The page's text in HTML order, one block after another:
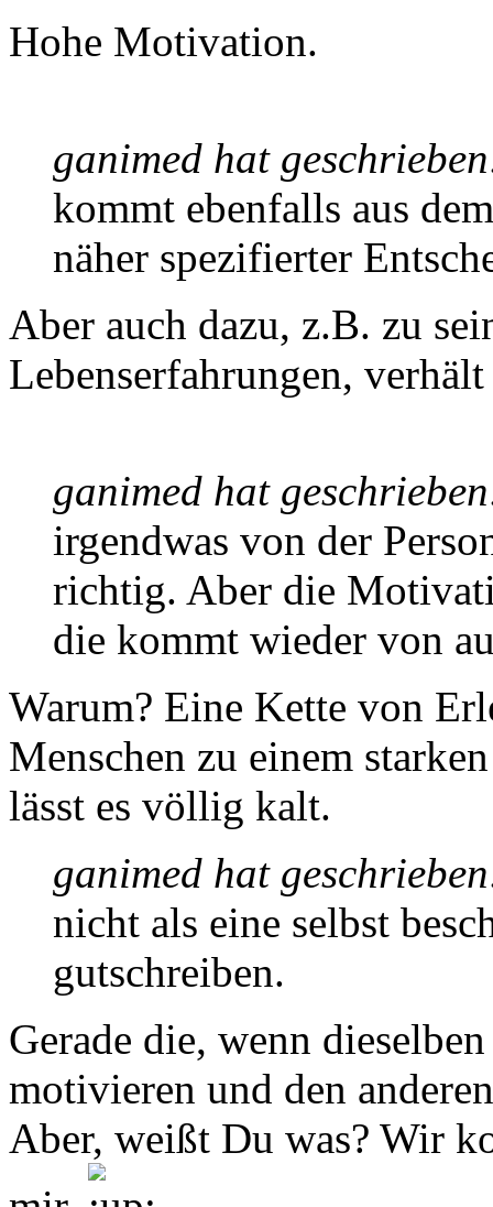
Hohe Motivation.
ganimed hat
kommt ebenfalls aus
näher spezifierter
Aber auch dazu, z.B. zu
Lebenserfahrungen,
ganimed hat
irgendwas von der
richtig. Aber die
die kommt wieder von
Warum? Eine Kette von
Menschen zu einem
lässt es völlig kalt.
ganimed hat
nicht als eine selbst
gutschreiben.
Gerade die, wenn
motivieren und den
Aber, weißt Du was? Wir